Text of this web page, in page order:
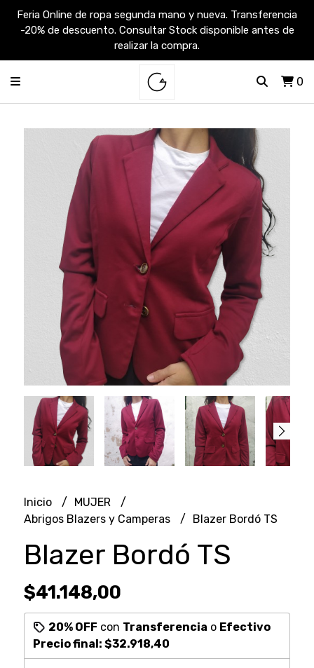
Feria Online de ropa segunda mano y nueva. Transferencia
-20% de descuento. Consultar Stock disponible antes de
realizar la compra.
0
Inicio
MUJER
Abrigos Blazers y Camperas
Blazer Bordó TS
Blazer Bordó TS
$41.148,00
20% OFF con Transferencia o Efectivo
Precio final: $32.918,40